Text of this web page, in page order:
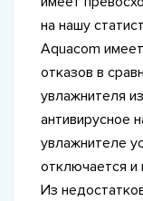
на нашу
Aquacom
отказов в
увлажнителя
антивирусное
увлажнителе
отключается и
Из